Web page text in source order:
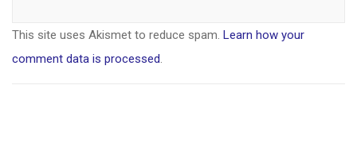
This site uses Akismet to reduce spam. Learn how your
comment data is processed.